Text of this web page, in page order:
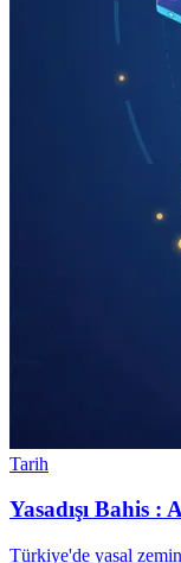
Tarih
Yasadışı Bahis
Türkiye'de yasal